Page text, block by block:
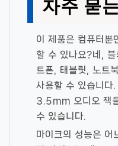
자주 묻
이 제품은 컴퓨터뿐
할 수 있나요?네,
트폰, 태블릿, 노트
사용할 수 있습니다.
3.5mm 오디오 잭
수 있습니다.
마이크의 성능은 어